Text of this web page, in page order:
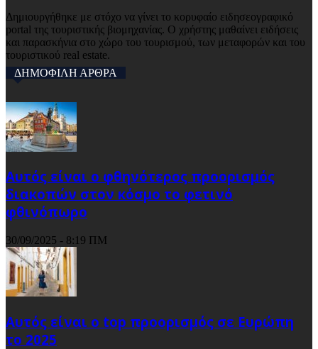
Δημιουργήθηκε με στόχο να γίνει το κορυφαίο ειδησεογραφικό
portal της τουριστικής βιομηχανίας. Ο χρήστης μαθαίνει ειδήσεις
και παρασκήνια στο χώρο του τουρισμού, των μεταφορών και του
τουριστικού real estate.
ΔΗΜΟΦΙΛΗ ΑΡΘΡΑ
Αυτός είναι ο φθηνότερος προορισμός
διακοπών στον κόσμο το φετινό
φθινόπωρο
30/09/2025 - 8:19 ΠΜ
Αυτός είναι ο top προορισμός σε Ευρώπη
το 2025